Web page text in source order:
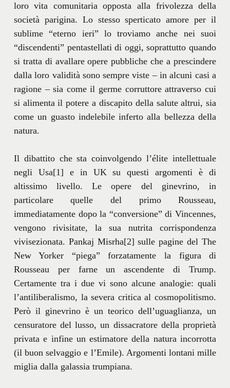
loro vita comunitaria opposta alla frivolezza della
società parigina. Lo stesso sperticato amore per il
sublime “eterno ieri” lo troviamo anche nei suoi
“discendenti” pentastellati di oggi, soprattutto quando
si tratta di avallare opere pubbliche che a prescindere
dalla loro validità sono sempre viste – in alcuni casi a
ragione – sia come il germe corruttore attraverso cui
si alimenta il potere a discapito della salute altrui, sia
come un guasto indelebile inferto alla bellezza della
natura.
Il dibattito che sta coinvolgendo l’élite intellettuale
negli Usa[1] e in UK su questi argomenti è di
altissimo livello. Le opere del ginevrino, in
particolare quelle del primo Rousseau,
immediatamente dopo la “conversione” di Vincennes,
vengono rivisitate, la sua nutrita corrispondenza
vivisezionata. Pankaj Misrha[2] sulle pagine del The
New Yorker “piega” forzatamente la figura di
Rousseau per farne un ascendente di Trump.
Certamente tra i due vi sono alcune analogie: quali
l’antiliberalismo, la severa critica al cosmopolitismo.
Però il ginevrino è un teorico dell’uguaglianza, un
censuratore del lusso, un dissacratore della proprietà
privata e infine un estimatore della natura incorrotta
(il buon selvaggio e l’Emile). Argomenti lontani mille
miglia dalla galassia trumpiana.